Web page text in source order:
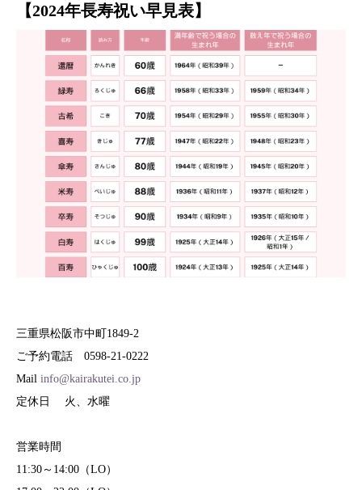
【2024年長寿祝い早見表】
三重県松阪市中町1849-2
ご予約電話 0598-21-0222
Mail info@kairakutei.co.jp
定休日 火、水曜
営業時間
11:30～14:00（LO）